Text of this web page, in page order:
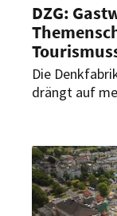
DZG:
Die
drängt auf
wird,
wirksam